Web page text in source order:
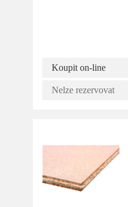
Koupit on-line
Nelze rezervovat